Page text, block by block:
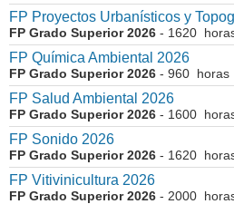
FP Proyectos Urbanísticos y
FP Grado Superior 2026 - 1620
FP Química Ambiental 2026
FP Grado Superior 2026 - 960 horas
FP Salud Ambiental 2026
FP Grado Superior 2026 - 1600
FP Sonido 2026
FP Grado Superior 2026 - 1620
FP Vitivinicultura 2026
FP Grado Superior 2026 - 2000